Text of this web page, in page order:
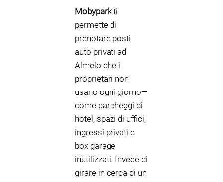
Mobyparkti
permette di
prenotare posti
auto privati ad
Almelo che i
proprietari non
usano ogni giorno—
come parcheggi di
hotel, spazi di uffici,
ingressi privati e
box garage
inutilizzati. Invece di
girare in cerca di un